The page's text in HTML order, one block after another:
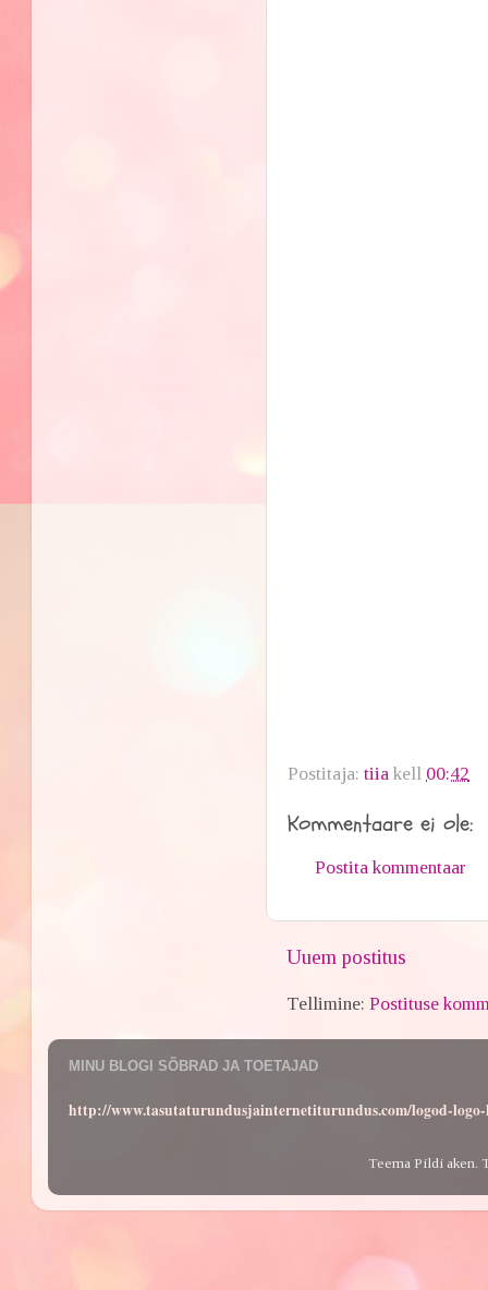
Postitaja:tiia kell 00:42
Kommentaare ei ole:
Postita kommentaar
Uuem postitus
Tellimine:Postituse
MINU BLOGI SÕBRAD JA TOETAJAD
http://www.tasutaturundusjainternetiturundus.com/logod-
Teema Pildi aken.